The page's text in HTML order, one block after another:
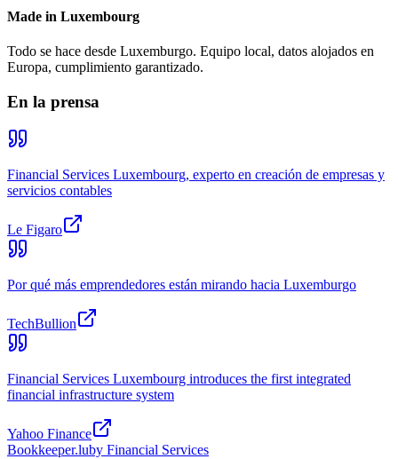
Made in Luxembourg
Todo se hace desde Luxemburgo. Equipo local, datos alojados en
Europa, cumplimiento garantizado.
En la prensa
Financial Services Luxembourg, experto en creación de empresas y
servicios contables
Le Figaro
Por qué más emprendedores están mirando hacia Luxemburgo
TechBullion
Financial Services Luxembourg introduces the first integrated
financial infrastructure system
Yahoo Finance
Bookkeeper.luby Financial Services